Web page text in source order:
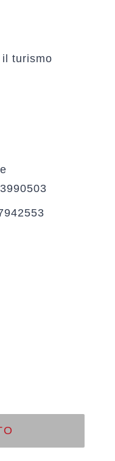
il turismo